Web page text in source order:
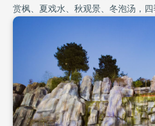
赏枫、夏戏水、秋观景、冬泡汤，四